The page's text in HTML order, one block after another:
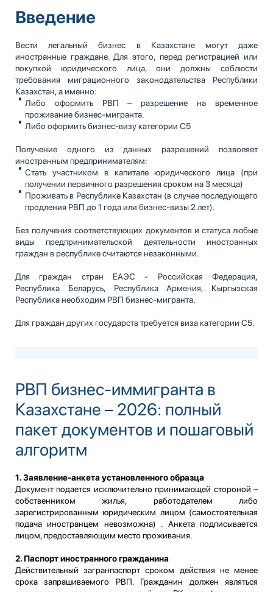
Введение
Вести легальный бизнес в Казахстане могут даже
иностранные граждане. Для этого, перед регистрацией или
покупкой юридического лица, они должны соблюсти
требования миграционного законодательства Республики
Казахстан, а именно:
Либо оформить РВП – разрешение на временное
проживание бизнес-мигранта.
Либо оформить бизнес-визу категории С5
Получение одного из данных разрешений позволяет
иностранным предпринимателям:
Стать участником в капитале юридического лица (при
получении первичного разрешения сроком на 3 месяца)
Проживать в Республике Казахстан (в случае последующего
продления РВП до 1 года или бизнес-визы 2 лет).
Без получения соответствующих документов и статуса любые
виды предпринимательской деятельности иностранных
граждан в республике считаются незаконными.
Для граждан стран ЕАЭС - Российская Федерация,
Республика Беларусь, Республика Армения, Кыргызская
Республика необходим РВП бизнес-мигранта.
Для граждан других государств требуется виза категории C5.
РВП бизнес-иммигранта в
Казахстане – 2026: полный
пакет документов и пошаговый
алгоритм
1. Заявление-анкета установленного образца
Документ подается исключительно принимающей стороной –
собственником жилья, работодателем либо
зарегистрированным юридическим лицом (самостоятельная
подача иностранцем невозможна) . Анкета подписывается
лицом, предоставляющим место проживания.
2. Паспорт иностранного гражданина
Действительный загранпаспорт сроком действия не менее
срока запрашиваемого РВП. Гражданин должен являться